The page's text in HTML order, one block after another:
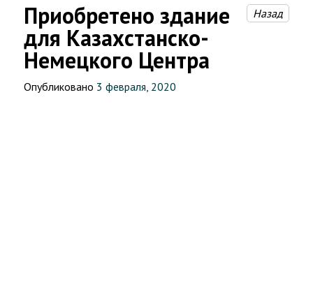
Приобретено здание
для Казахстанско-
Немецкого Центра
Назад
Опубликовано 3 февраля, 2020